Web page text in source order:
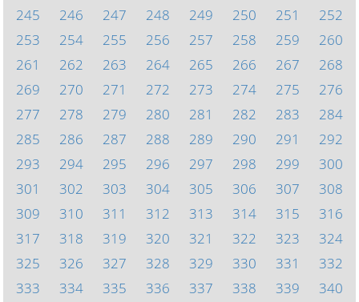
245
246 247 248 249 250 251
252
253
254 255 256 257 258 259
260
261
262 263 264 265 266 267
268
269
270 271 272 273 274 275
276
277
278 279 280 281 282 283
284
285
286 287 288 289 290 291
292
293
294 295 296 297 298 299
300
301
302 303 304 305 306 307
308
309
310 311 312 313 314 315
316
317
318 319 320 321 322 323
324
325
326 327 328 329 330 331
332
333
334 335 336 337 338 339 340